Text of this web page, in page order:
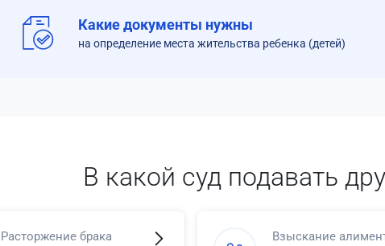
Какие документы нужны
на определение места жительства ребенка (детей)
В какой суд подавать
Расторжение брака
Взыскание